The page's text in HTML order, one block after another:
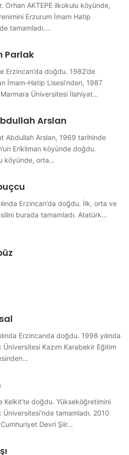
Orhan AKTEPE ilkokulu köyünde,
Erzurum İmam Hatip
tamamladı.…
Parlak
Erzincan’da doğdu. 1982’de
İmam-Hatip Lisesi’nden, 1987
Marmara Üniversitesi İlahiyat…
Arslan
Abdullah Arslan, 1969 tarihinde
Erikliman köyünde doğdu.
köyünde, orta…
Erzincan’da doğdu. İlk, orta ve
burada tamamladı. Atatürk…
Erzincanda doğdu. 1998 yılında
Üniversitesi Kazım Karabekir Eğitim
Kelkit’te doğdu. Yükseköğretimini
Üniversitesi’nde tamamladı. 2010
Cumhuriyet Devri Şiir…